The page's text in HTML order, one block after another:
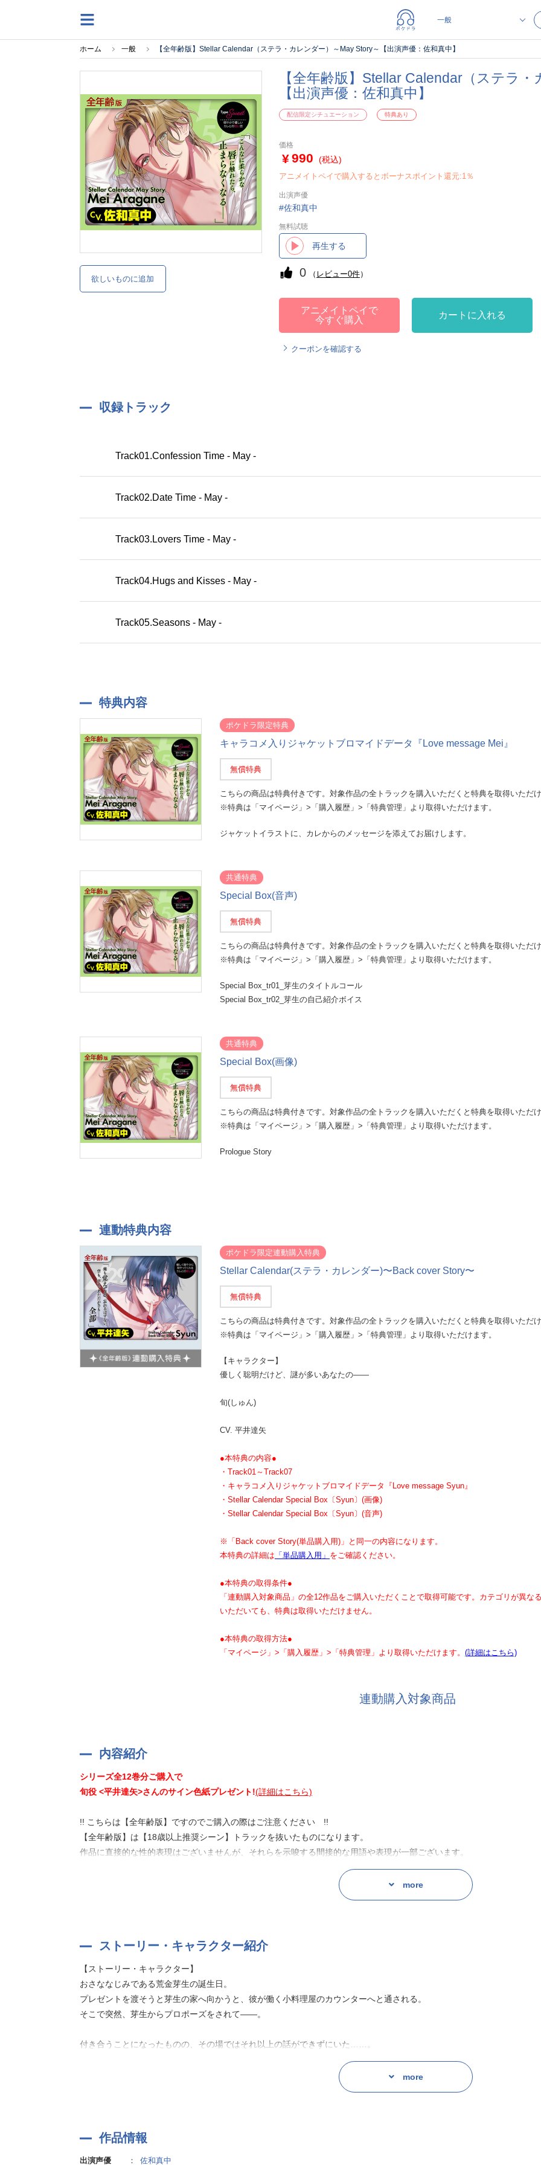
ホーム 一般 【全年齢版】Stellar Calendar（ステラ・カレンダー）～May Story～【出演声優：佐和真中】
欲しいものに追加
【全年齢版】Stellar Calendar（ステラ
【出演声優：佐和真中】
配信限定シチュエーション 特典あり
価格
990 (税込)
アニメイトペイで購入するとボーナスポイント還元:1％
出演声優
佐和真中
無料試聴
再生する
0 （ レビュー0件）
アニメイトペイで
今すぐ購入
カートに入れる
クーポンを確認する
収録トラック
Track01.Confession Time - May -
Track02.Date Time - May -
Track03.Lovers Time - May -
Track04.Hugs and Kisses - May -
Track05.Seasons - May -
特典内容
ポケドラ限定特典
キャラコメ入りジャケットブロマイドデータ『Love message Mei』
無償特典
こちらの商品は特典付きです。対象作品の全トラックを購入いただくと特典を取得いただ
※特典は「マイページ」>「購入履歴」>「特典管理」より取得いただけます。
ジャケットイラストに、カレからのメッセージを添えてお届けします。
共通特典
Special Box(音声)
無償特典
こちらの商品は特典付きです。対象作品の全トラックを購入いただくと特典を取得いただ
※特典は「マイページ」>「購入履歴」>「特典管理」より取得いただけます。
Special Box_tr01_芽生のタイトルコール
Special Box_tr02_芽生の自己紹介ボイス
共通特典
Special Box(画像)
無償特典
こちらの商品は特典付きです。対象作品の全トラックを購入いただくと特典を取得いただ
※特典は「マイページ」>「購入履歴」>「特典管理」より取得いただけます。
Prologue Story
連動特典内容
ポケドラ限定連動購入特典
Stellar Calendar(ステラ・カレンダー)〜Back cover Story〜
無償特典
こちらの商品は特典付きです。対象作品の全トラックを購入いただくと特典を取得いただ
※特典は「マイページ」>「購入履歴」>「特典管理」より取得いただけます。
【キャラクター】
優しく聡明だけど、謎が多いあなたの――
旬(しゅん)
CV. 平井達矢
●本特典の内容●
・Track01～Track07
・キャラコメ入りジャケットブロマイドデータ『Love message Syun』
・Stellar Calendar Special Box〔Syun〕(画像)
・Stellar Calendar Special Box〔Syun〕(音声)
※「Back cover Story(単品購入用)」と同一の内容になります。
本特典の詳細は 「単品購入用」 をご確認ください。
●本特典の取得条件●
「連動購入対象商品」の全12作品をご購入いただくことで取得可能です。カテゴリが異
いただいても、特典は取得いただけません。
●本特典の取得方法●
「マイページ」>「購入履歴」>「特典管理」より取得いただけます。 (詳細はこちら)
連動購入対象商品
内容紹介
シリーズ全12巻分ご購入で
旬役 <平井達矢>さんのサイン色紙プレゼント!(詳細はこちら)
!! こちらは【全年齢版】ですのでご購入の際はご注意ください !!
【全年齢版】は【18歳以上推奨シーン】トラックを抜いたものになります。
作品に直接的な性的表現はございませんが、それらを示唆する間接的な用語や表現が一部ございます。
カフェで働くあなたが出会ったのは、優しくて、あったかくて、ほんの少しの弱さと、とびきり大きな愛を持つカレで
あなたを愛するカレと過ごす、煌めく瞬間に、
季節ごとの彩りを添えて、とびきりの恋をあなたにお届けします。
--------------------------
4月のカレ・火野大和(CV.土門熱)
10月のカレ・鉄凛太郎(CV.冬ノ熊肉)
11月のカレ・冥賀茜(CV.河豚倫太郎)
more
ストーリー・キャラクター紹介
【ストーリー・キャラクター】
おさななじみである荒金芽生の誕生日。
プレゼントを渡そうと芽生の家へ向かうと、彼が働く小料理屋のカウンターへと通される。
そこで突然、芽生からプロポーズをされて――。
付き合うことになったものの、その場ではそれ以上の話ができずにいた……。
芽生が連れてきたのは、かつて彼が修行をしていた師匠が腕を振るう旅館だった。
more
作品情報
出演声優 ： 佐和真中